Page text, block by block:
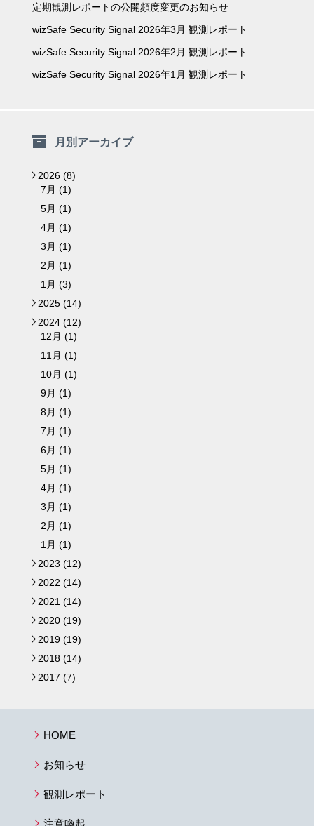
定期観測レポートの公開頻度変更のお知らせ
wizSafe Security Signal 2026年3月 観測レポート
wizSafe Security Signal 2026年2月 観測レポート
wizSafe Security Signal 2026年1月 観測レポート
月別アーカイブ
▼
2026 (8)
7月 (1)
5月 (1)
4月 (1)
3月 (1)
2月 (1)
1月 (3)
►
2025 (14)
▼
2024 (12)
12月 (1)
11月 (1)
10月 (1)
9月 (1)
8月 (1)
7月 (1)
6月 (1)
5月 (1)
4月 (1)
3月 (1)
2月 (1)
1月 (1)
►
2023 (12)
►
2022 (14)
►
2021 (14)
►
2020 (19)
►
2019 (19)
►
2018 (14)
►
2017 (7)
HOME
お知らせ
観測レポート
注意喚起